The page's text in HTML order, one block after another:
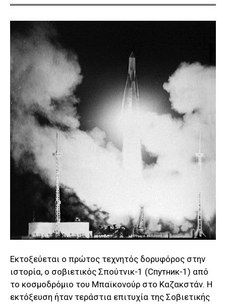
Εκτοξεύεται ο πρώτος τεχνητός δορυφόρος στην
ιστορία, ο σοβιετικός Σπούτνικ-1 (Спутник-1) από
το κοσμοδρόμιο του Μπαϊκονούρ στο Καζακστάν. Η
εκτόξευση ήταν τεράστια επιτυχία της Σοβιετικής